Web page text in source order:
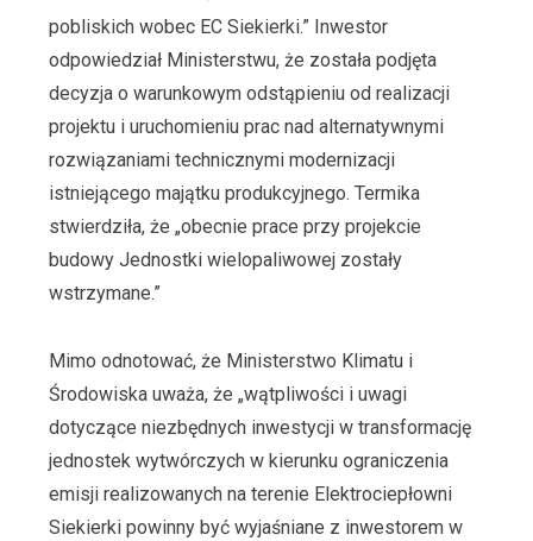
pobliskich wobec EC Siekierki.” Inwestor
odpowiedział Ministerstwu, że została podjęta
decyzja o warunkowym odstąpieniu od realizacji
projektu i uruchomieniu prac nad alternatywnymi
rozwiązaniami technicznymi modernizacji
istniejącego majątku produkcyjnego. Termika
stwierdziła, że „obecnie prace przy projekcie
budowy Jednostki wielopaliwowej zostały
wstrzymane.”
Mimo odnotować, że Ministerstwo Klimatu i
Środowiska uważa, że „wątpliwości i uwagi
dotyczące niezbędnych inwestycji w transformację
jednostek wytwórczych w kierunku ograniczenia
emisji realizowanych na terenie Elektrociepłowni
Siekierki powinny być wyjaśniane z inwestorem w